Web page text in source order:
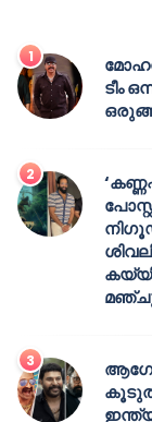
ടീം